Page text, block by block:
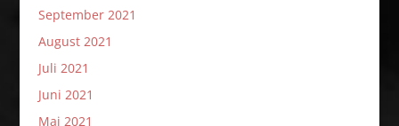
September 2021
August 2021
Juli 2021
Juni 2021
Mai 2021